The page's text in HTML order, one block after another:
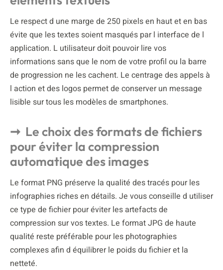
Le respect d une marge de 250 pixels en haut et en bas
évite que les textes soient masqués par l interface de l
application. L utilisateur doit pouvoir lire vos
informations sans que le nom de votre profil ou la barre
de progression ne les cachent. Le centrage des appels à
l action et des logos permet de conserver un message
lisible sur tous les modèles de smartphones.
Le choix des formats de fichiers
pour éviter la compression
automatique des images
Le format PNG préserve la qualité des tracés pour les
infographies riches en détails. Je vous conseille d utiliser
ce type de fichier pour éviter les artefacts de
compression sur vos textes. Le format JPG de haute
qualité reste préférable pour les photographies
complexes afin d équilibrer le poids du fichier et la
netteté.